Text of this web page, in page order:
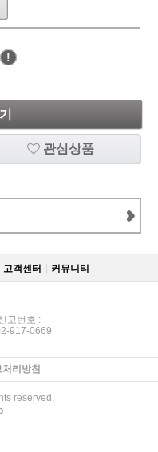
!
관심상품
고객센터 커뮤니티
고번호 :
917-0669
리방침
reserved.